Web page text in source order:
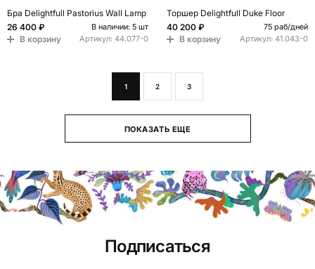
Бра Delightfull Pastorius Wall Lamp
26 400 ₽
В наличии: 5 шт
В корзину Артикул: 44.077-0
Торшер Delightfull Duke Floor
40 200 ₽
75 раб/дней
В корзину Артикул: 41.043-0
1 2 3
ПОКАЗАТЬ ЕЩЕ
Подписаться